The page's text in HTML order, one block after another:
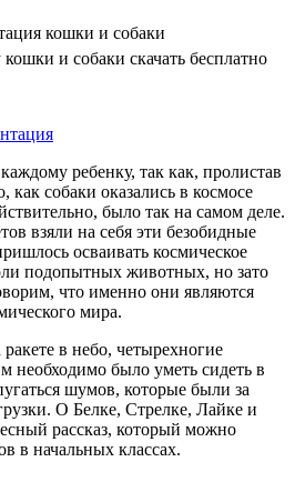
ребенку, так как, пролистав
как собаки оказались в космосе
было так на самом деле.
взяли на себя эти безобидные
осваивать космическое
подопытных животных, но зато
что именно они являются
мира.
в небо, четырехногие
необходимо было уметь сидеть в
шумов, которые были за
О Белке, Стрелке, Лайке и
рассказ, который можно
в начальных классах.